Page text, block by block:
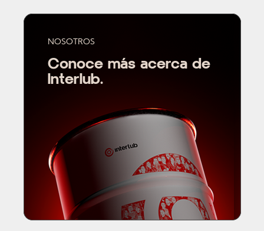
NOSOTROS
Conoce más acerca de
Interlub.